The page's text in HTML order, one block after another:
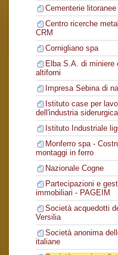
Cementerie litoranee
Centro ricerche
CRM
Cornigliano spa
Elba S.A. di miniere
altiforni
Impresa Sebina di
Istituto case per
dell'industria
Istituto Industriale
Monferro spa -
montaggi in ferro
Nazionale Cogne
Partecipazioni e
immobiliari - PAGEIM
Società acquedotti
Versilia
Società anonima
italiane